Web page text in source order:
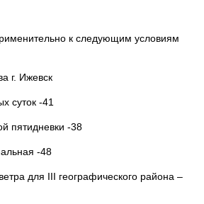
к следующим условиям
г. Ижевск
суток -41
пятидневки -38
-48
для III географического района –